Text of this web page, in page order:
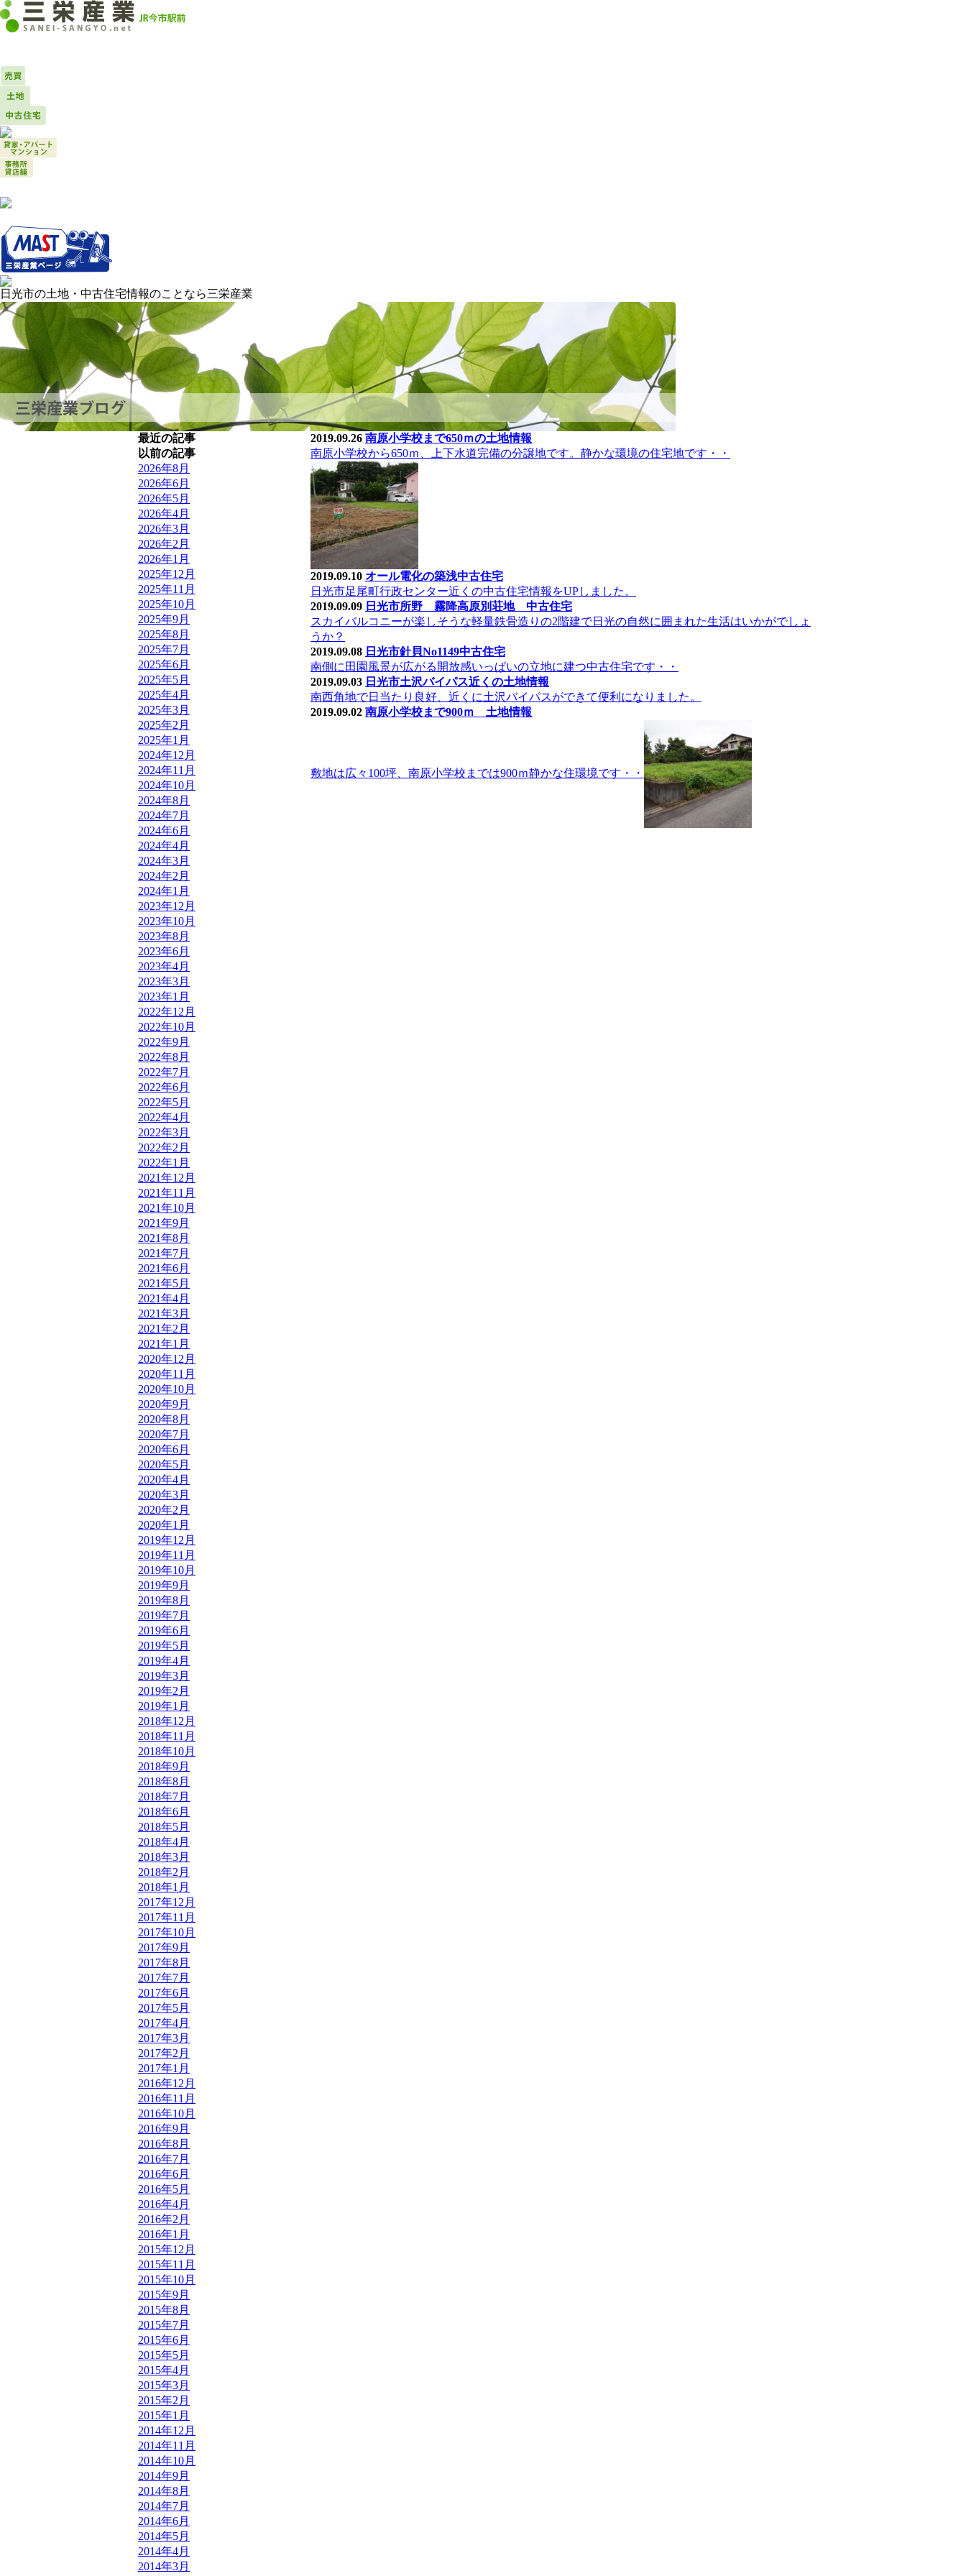
日光市の土地・中古住宅情報のことなら三栄産業
2019.09.26 南原小学校まで650ｍの土地情報
南原小学校から650ｍ、上下水道完備の分譲地です。静かな環境の住宅地です・・
2019.09.10 オール電化の築浅中古住宅
日光市足尾町行政センター近くの中古住宅情報をUPしました。
2019.09.09 日光市所野 霧降高原別荘地 中古住宅
スカイバルコニーが楽しそうな軽量鉄骨造りの2階建で日光の自然に囲まれた生活はいかがでしょ
うか？
2019.09.08 日光市針貝No1149中古住宅
南側に田園風景が広がる開放感いっぱいの立地に建つ中古住宅です・・
2019.09.03 日光市土沢バイパス近くの土地情報
南西角地で日当たり良好、近くに土沢バイパスができて便利になりました。
2019.09.02 南原小学校まで900ｍ 土地情報
敷地は広々100坪、南原小学校までは900ｍ静かな住環境です・・
最近の記事
以前の記事
2026年8月
2026年6月
2026年5月
2026年4月
2026年3月
2026年2月
2026年1月
2025年12月
2025年11月
2025年10月
2025年9月
2025年8月
2025年7月
2025年6月
2025年5月
2025年4月
2025年3月
2025年2月
2025年1月
2024年12月
2024年11月
2024年10月
2024年8月
2024年7月
2024年6月
2024年4月
2024年3月
2024年2月
2024年1月
2023年12月
2023年10月
2023年8月
2023年6月
2023年4月
2023年3月
2023年1月
2022年12月
2022年10月
2022年9月
2022年8月
2022年7月
2022年6月
2022年5月
2022年4月
2022年3月
2022年2月
2022年1月
2021年12月
2021年11月
2021年10月
2021年9月
2021年8月
2021年7月
2021年6月
2021年5月
2021年4月
2021年3月
2021年2月
2021年1月
2020年12月
2020年11月
2020年10月
2020年9月
2020年8月
2020年7月
2020年6月
2020年5月
2020年4月
2020年3月
2020年2月
2020年1月
2019年12月
2019年11月
2019年10月
2019年9月
2019年8月
2019年7月
2019年6月
2019年5月
2019年4月
2019年3月
2019年2月
2019年1月
2018年12月
2018年11月
2018年10月
2018年9月
2018年8月
2018年7月
2018年6月
2018年5月
2018年4月
2018年3月
2018年2月
2018年1月
2017年12月
2017年11月
2017年10月
2017年9月
2017年8月
2017年7月
2017年6月
2017年5月
2017年4月
2017年3月
2017年2月
2017年1月
2016年12月
2016年11月
2016年10月
2016年9月
2016年8月
2016年7月
2016年6月
2016年5月
2016年4月
2016年2月
2016年1月
2015年12月
2015年11月
2015年10月
2015年9月
2015年8月
2015年7月
2015年6月
2015年5月
2015年4月
2015年3月
2015年2月
2015年1月
2014年12月
2014年11月
2014年10月
2014年9月
2014年8月
2014年7月
2014年6月
2014年5月
2014年4月
2014年3月